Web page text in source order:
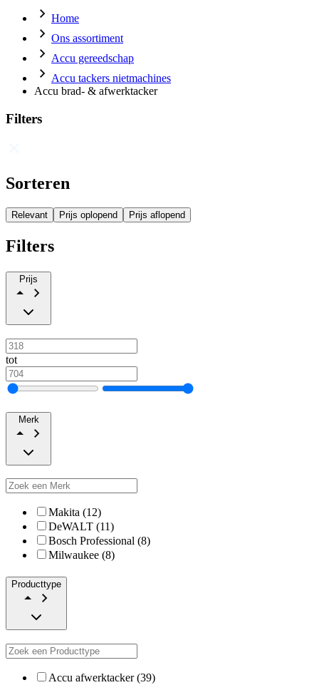
Home
Ons assortiment
Accu gereedschap
Accu tackers nietmachines
Accu brad- & afwerktacker
Filters
Sorteren
Relevant Prijs oplopend Prijs aflopend
Filters
Prijs
tot
Merk
Makita (12)
DeWALT (11)
Bosch Professional (8)
Milwaukee (8)
Producttype
Accu afwerktacker (39)